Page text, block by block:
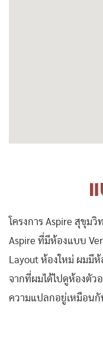
โครงการ Aspire สุขุม
Aspire ที่มีห้องแบบ
Layout ห้องใหม่ ผมมี
จากที่ผมได้ไปดูห้องตัว
ความแปลกอยู่เหมือนกั